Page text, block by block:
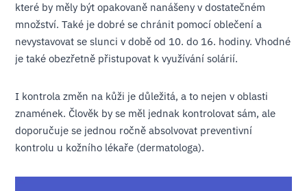
které by měly být opakovaně nanášeny v dostatečném
množství. Také je dobré se chránit pomocí oblečení a
nevystavovat se slunci v době od 10. do 16. hodiny. Vhodné
je také obezřetně přistupovat k využívání solárií.
I kontrola změn na kůži je důležitá, a to nejen v oblasti
znamének. Člověk by se měl jednak kontrolovat sám, ale
doporučuje se jednou ročně absolvovat preventivní
kontrolu u kožního lékaře (dermatologa).